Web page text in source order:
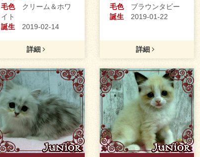
毛色クリーム＆ホワ
イト
誕生 2019-02-14
詳細
毛色ブラウンタビー
誕生 2019-01-22
詳細